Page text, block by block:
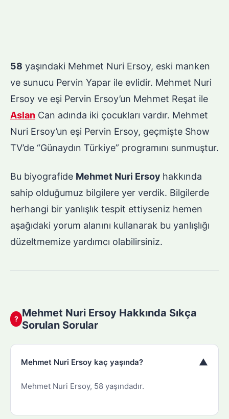
58 yaşındaki Mehmet Nuri Ersoy, eski manken
ve sunucu Pervin Yapar ile evlidir. Mehmet Nuri
Ersoy ve eşi Pervin Ersoy’un Mehmet Reşat ile
Aslan Can adında iki çocukları vardır. Mehmet
Nuri Ersoy’un eşi Pervin Ersoy, geçmişte Show
TV’de “Günaydın Türkiye” programını sunmuştur.
Bu biyografide Mehmet Nuri Ersoy hakkında
sahip olduğumuz bilgilere yer verdik. Bilgilerde
herhangi bir yanlışlık tespit ettiyseniz hemen
aşağıdaki yorum alanını kullanarak bu yanlışlığı
düzeltmemize yardımcı olabilirsiniz.
? Mehmet Nuri Ersoy Hakkında Sıkça
Sorulan Sorular
Mehmet Nuri Ersoy kaç yaşında? ▼
Mehmet Nuri Ersoy, 58 yaşındadır.